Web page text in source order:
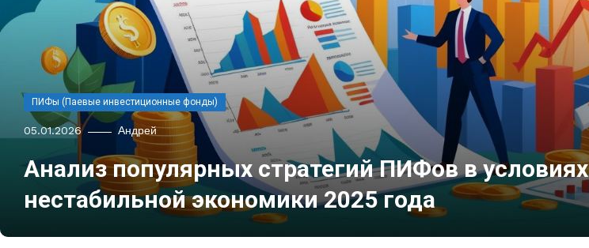
ПИФы (Паевые инвестиционные фонды)
05.01.2026 Андрей
Анализ популярных стратегий ПИФов в условиях
нестабильной экономики 2025 года